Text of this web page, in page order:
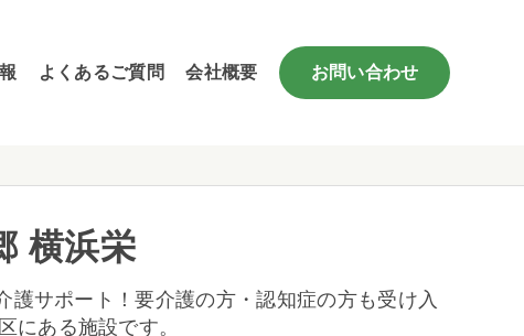
よくあるご質問 会社概要 お問い合わせ
横浜栄
護サポート！要介護の方・認知症の方も受け入
にある施設です。